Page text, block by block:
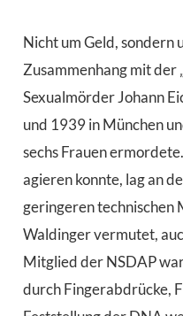
Nicht um Geld, sondern
Zusammenhang mit der
Sexualmörder Johann
und 1939 in München
sechs Frauen
agieren konnte, lag an
geringeren technischen
Waldinger vermutet,
Mitglied der NSDAP
durch Fingerabdrücke,